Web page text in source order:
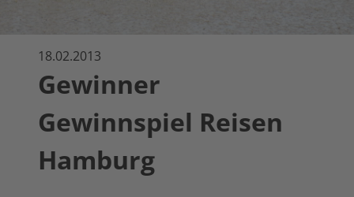
18.02.2013
Gewinner
Gewinnspiel Reisen
Hamburg